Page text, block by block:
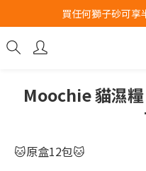
Airbuggy 全線現
買任何獅子砂可
Airbuggy 全線現
Moochie 貓濕
🐱原盒12包🐱